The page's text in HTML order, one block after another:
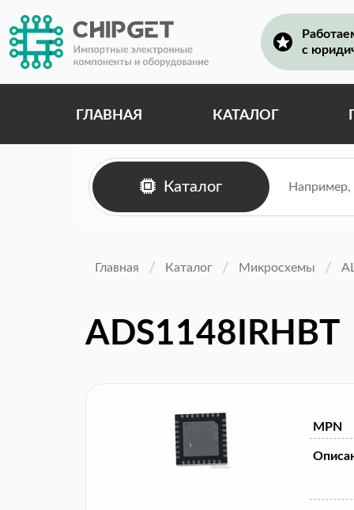
с
ГЛАВНАЯ КАТАЛОГ
Каталог
Главная Каталог Микросхемы
ADS1148IRHBT
MPN